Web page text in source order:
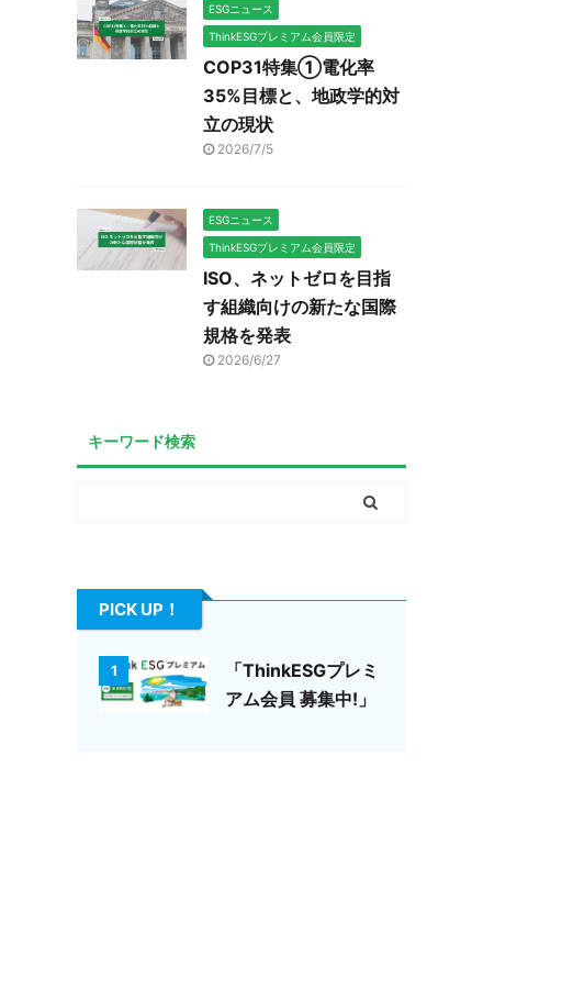
ESGニュース
ThinkESGプレミアム会員限定
COP31特集①電化率
35%目標と、地政学的対
立の現状
2026/7/5
ESGニュース
ThinkESGプレミアム会員限定
ISO、ネットゼロを目指
す組織向けの新たな国際
規格を発表
2026/6/27
キーワード検索
PICK UP！
1
「ThinkESGプレミ
アム会員 募集中!」